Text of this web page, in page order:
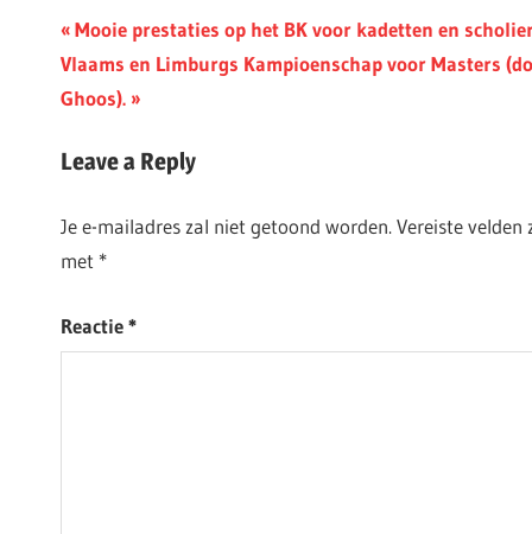
Berichtnavigatie
Previous
Post:
Mooie prestaties op het BK voor kadetten en
Next
Post:
Vlaams en Limburgs Kampioenschap voor Masters
Ghoos).
Leave a Reply
Je e-mailadres zal niet getoond worden.Vereiste velden
met *
Reactie*